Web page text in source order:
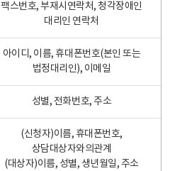
팩스번호, 부재시연락처, 청각장애인
대리인 연락처
아이디, 이름, 휴대폰번호(본인 또는
법정대리인), 이메일
성별, 전화번호, 주소
(신청자)이름, 휴대폰번호,
상담대상자와의관계
(대상자)이름, 성별, 생년월일, 주소